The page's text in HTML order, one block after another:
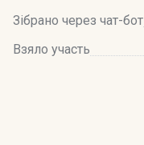
Зібрано через чат-бот
Взяло участь